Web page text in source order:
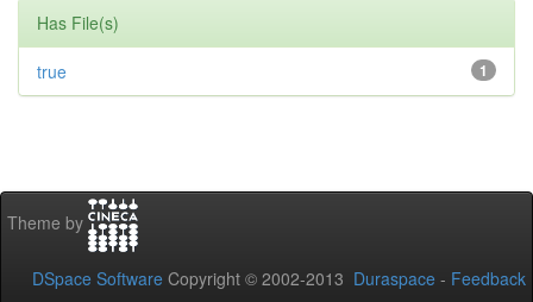
Has File(s)
1
true
Theme by
DSpace Software Copyright © 2002-2013 Duraspace - Feedback